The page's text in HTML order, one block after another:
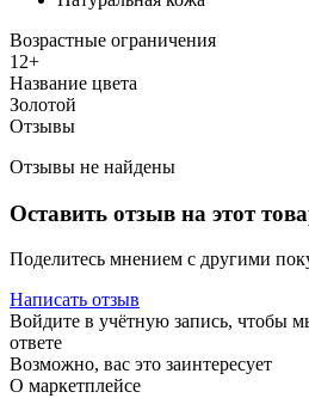
Возрастные ограничения
12+
Название цвета
Золотой
Отзывы
Отзывы не найдены
Оставить отзыв на этот
Поделитесь мнением с другими
Написать отзыв
Войдите в учётную запись, чтобы
ответе
Возможно, вас это заинтересует
О маркетплейсе